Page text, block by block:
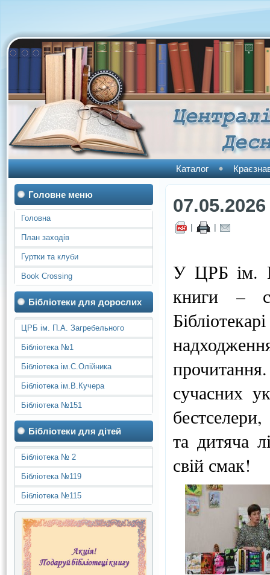
Каталог
Головне меню
Головна
План заходів
Гуртки та клуби
Book Crossing
Бібліотеки для дорослих
ЦРБ ім. П.А. Загребельного
Бібліотека №1
Бібліотека ім.С.Олійника
Бібліотека ім.В.Кучера
Бібліотека №151
Бібліотеки для дітей
Бібліотека № 2
Бібліотека №119
Бібліотека №115
07.05.2026
| |
У ЦРБ ім.
книги –
сучасних
та дитяча
свій смак!